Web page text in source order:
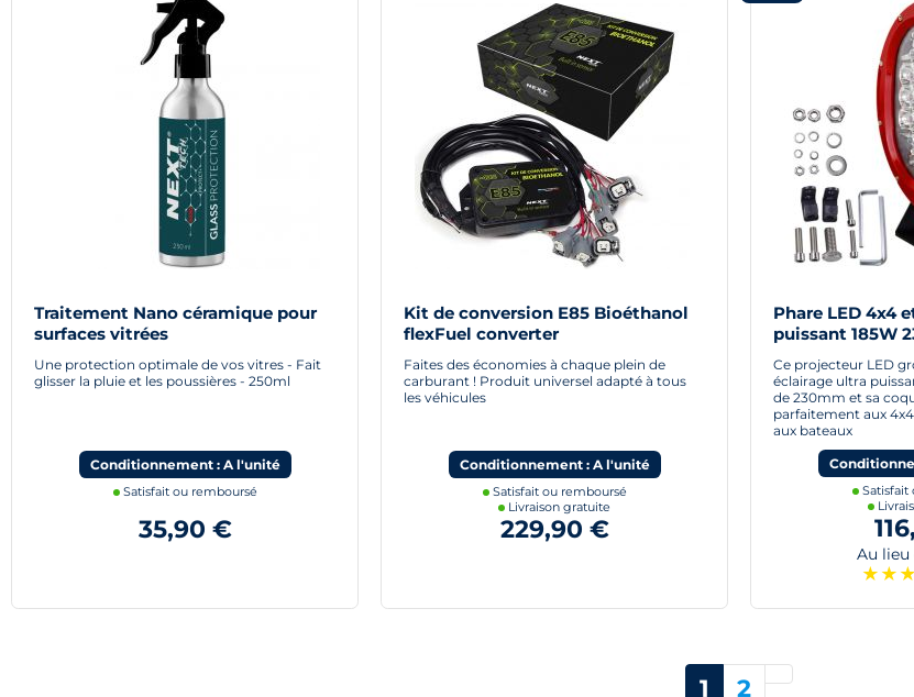
Traitement Nano céramique pour
surfaces vitrées
Une protection optimale de vos vitres - Fait
glisser la pluie et les poussières - 250ml
Conditionnement : A l'unité
Satisfait ou remboursé
35,90 €
Kit de conversion E85 Bioéthanol
flexFuel converter
Faites des économies à chaque plein de
carburant ! Produit universel adapté à tous
les véhicules
Conditionnement : A l'unité
Satisfait ou remboursé
Livraison gratuite
229,90 €
Phare LED 4x4
puissant 185W
avec cerclage
Ce projecteur LED
éclairage ultra
de 230mm et sa
parfaitement aux
aux bateaux
Satisfait
Au lieu
★ ★ ★
1 2 Suivant